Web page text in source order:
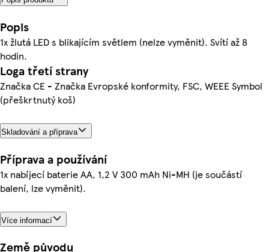
Popis
1x žlutá LED s blikajícím světlem (nelze vyměnit). Svítí až 8
hodin.
Loga třetí strany
Značka CE - Značka Evropské konformity, FSC, WEEE Symbol
(přeškrtnutý koš)
Skladování a příprava
Příprava a používání
1x nabíjecí baterie AA, 1,2 V 300 mAh Ni-MH (je součástí
balení, lze vyměnit).
Více informací
Země původu